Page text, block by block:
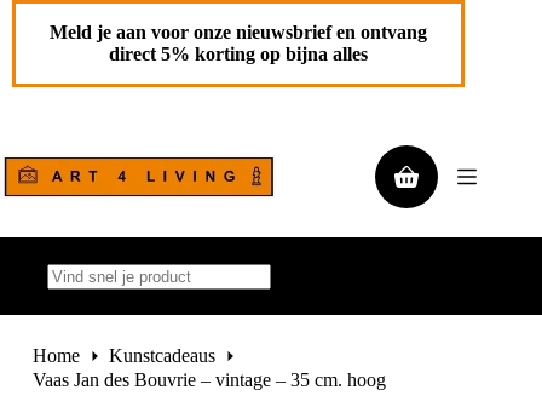
Ga
Vaas Jan des Bouvrie – vintage – 35 cm. hoog
€270,00
Toevoegen aan
winkelwagen
Meld je aan voor onze nieuwsbrief en ontvang
direct 5% korting op bijna alles
Winkelwagen
resultaten
Home
Kunstcadeaus
Vaas Jan des Bouvrie – vintage – 35 cm. hoog